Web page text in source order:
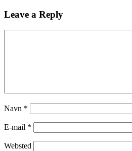
Leave a Reply
Navn *
E-mail *
Websted